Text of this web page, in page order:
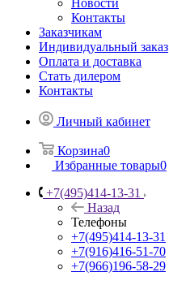
Новости
Контакты
Заказчикам
Индивидуальный заказ
Оплата и доставка
Стать дилером
Контакты
Личный кабинет
Корзина0
Избранные товары0
+7(495)414-13-31
Назад
Телефоны
+7(495)414-13-31
+7(916)416-51-70
+7(966)196-58-29